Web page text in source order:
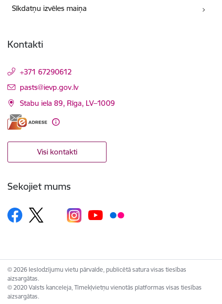
Sīkdatņu izvēles maiņa
Kontakti
+371 67290612
E-pasts:
pasts@ievp.gov.lv
Stabu iela 89, Rīga, LV–1009
Visi kontakti
Sekojiet mums
© 2026 Ieslodzījumu vietu pārvalde, publicētā satura visas tiesības
aizsargātas.
© 2020 Valsts kanceleja, Tīmekļvietņu vienotās platformas visas tiesības
aizsargātas.